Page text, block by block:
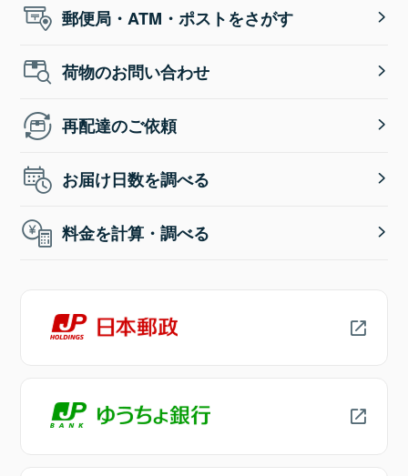
郵便局・ATM・ポストをさがす
荷物のお問い合わせ
再配達のご依頼
お届け日数を調べる
料金を計算・調べる